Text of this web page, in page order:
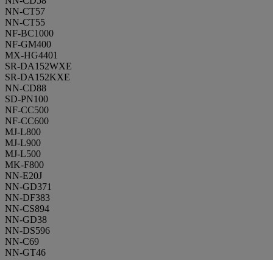
NN-CT57
NN-CT55
NF-BC1000
NF-GM400
MX-HG4401
SR-DA152WXE
SR-DA152KXE
NN-CD88
SD-PN100
NF-CC500
NF-CC600
MJ-L800
MJ-L900
MJ-L500
MK-F800
NN-E20J
NN-GD371
NN-DF383
NN-CS894
NN-GD38
NN-DS596
NN-C69
NN-GT46